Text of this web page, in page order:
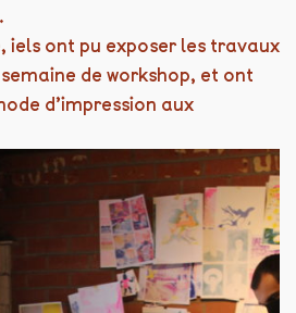
.
iels ont pu exposer les travaux
de workshop, et ont
d’impression aux